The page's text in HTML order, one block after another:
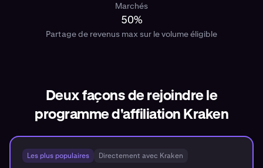
Marchés
50%
Partage de revenus max sur le volume éligible
Deux façons de rejoindre le
programme d'affiliation Kraken
Les plus populaires Directement avec Kraken